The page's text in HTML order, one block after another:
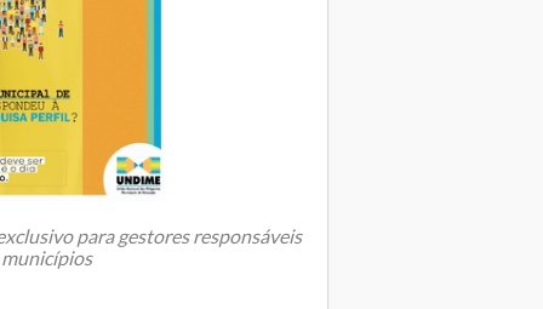
para gestores responsáveis
municípios